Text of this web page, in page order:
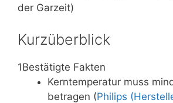
der Garzeit)
Kurzüberblick
1Bestätigte Fakten
Kerntemperatur muss
betragen (Philips